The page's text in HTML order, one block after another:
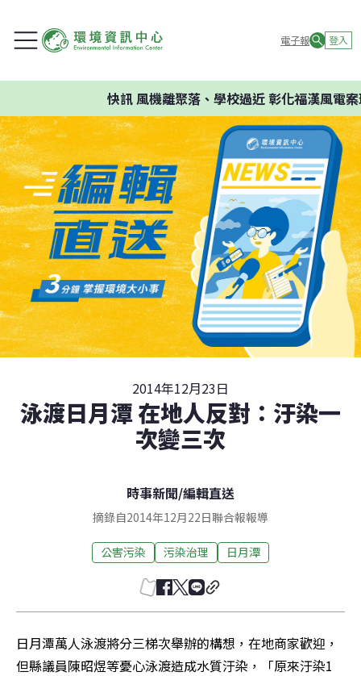
電子報 登入
快訊風機離聚落、學校過近 彰化福漢風電案
2014年12月23日
泳渡日月潭 在地人反對：汙染一
次變三次
時事新聞/編輯直送
摘錄自2014年12月22日聯合報報導
公害污染 污染治理 日月潭
日月潭萬人泳渡將分三梯次舉辦的構想，在地商家歡迎，
但縣議員陳昭煜等憂心泳渡造成水質汙染，「原來汙染1